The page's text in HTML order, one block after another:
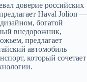
доверие российских
Haval Jolion —
богатой
внедорожник,
предлагает
автомобиль
который сочетает